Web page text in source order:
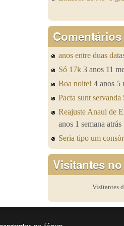
anos entre duas
Só 17k 3 anos 11
Boa noite! 4 anos 5
Pacta sunt servanda
Reajuste Anaul de
anos 1 semana atrás
Seria tipo um
Visitantes
Visitantes